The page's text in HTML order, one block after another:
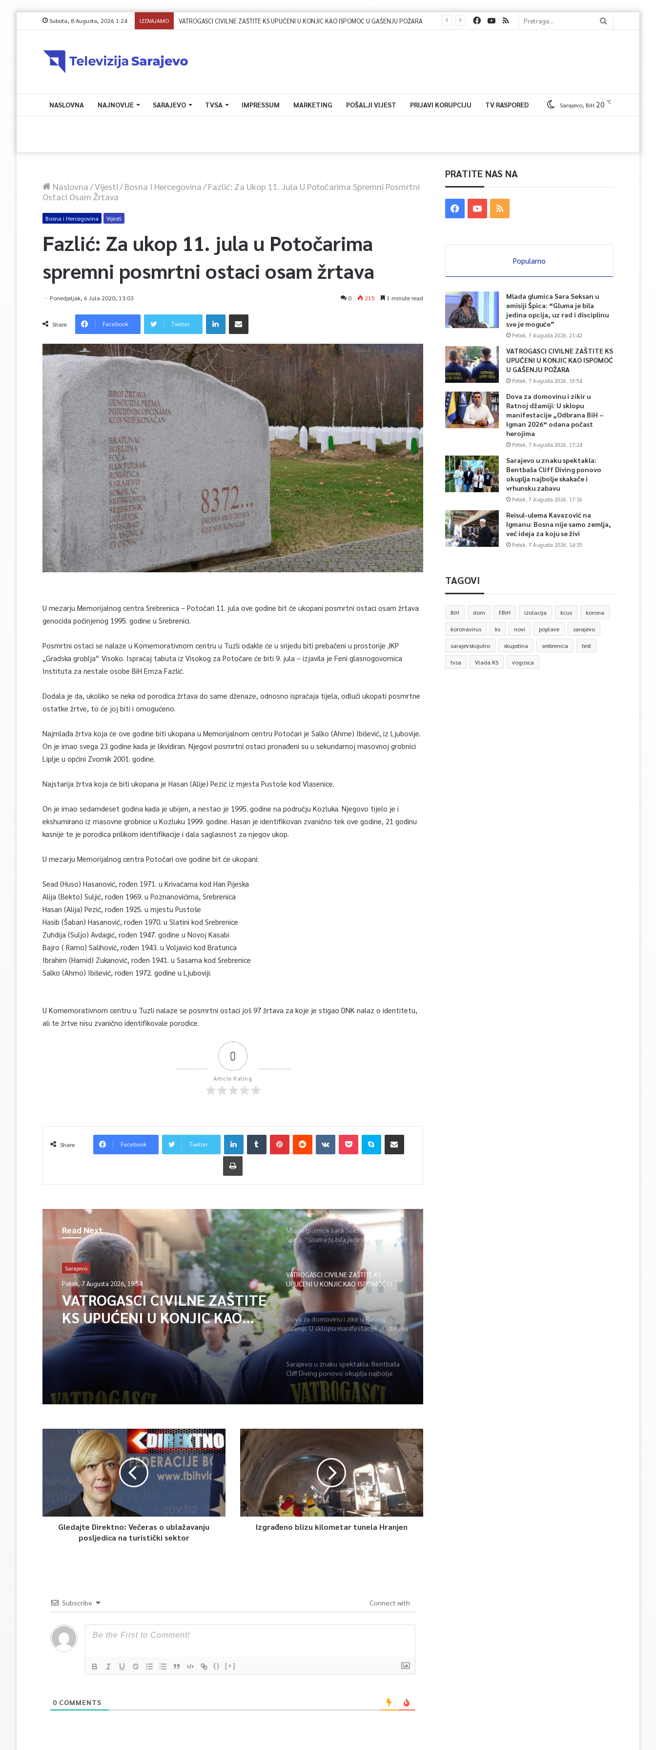
Subota, 8 Augusta, 2026 1:24 IZDVAJAMO
NASLOVNA NAJNOVIJE SARAJEVO TVSA IMPRESSUM MARKETING POŠALJI VIJEST PRIJAVI KORUPCIJU TV RASPORED Sarajevo, BiH 20 ℃
Naslovna/Vijesti/Bosna I Hercegovina/Fazlić: Za Ukop 11. Jula U Potočarima Spremni Posmrtni
Ostaci Osam Žrtava
Bosna i Hercegovina Vijesti
Fazlić: Za ukop 11. jula u Potočarima
spremni posmrtni ostaci osam žrtava
Ponedjeljak, 6 Jula 2020, 13:03 0 215 1 minute read
Share Facebook Twitter
U mezarju Memorijalnog centra Srebrenica – Potočari 11. jula ove godine bit će ukopani posmrtni ostaci osam žrtava
genocida počinjenog 1995. godine u Srebrenici.
Posmrtni ostaci se nalaze u Komemorativnom centru u Tuzli odakle će u srijedu biti prebačeni u prostorije JKP
„Gradska groblja“ Visoko. Ispraćaj tabuta iz Visokog za Potočare će biti 9. jula – izjavila je Feni glasnogovornica
Instituta za nestale osobe BiH Emza Fazlić.
Dodala je da, ukoliko se neka od porodica žrtava do same dženaze, odnosno ispraćaja tijela, odluči ukopati posmrtne
ostatke žrtve, to će joj biti i omogućeno.
Najmlađa žrtva koja će ove godine biti ukopana u Memorijalnom centru Potočari je Salko (Ahme) Ibišević, iz Ljubovije.
On je imao svega 23 godine kada je likvidiran. Njegovi posmrtni ostaci pronađeni su u sekundarnoj masovnoj grobnici
Liplje u općini Zvornik 2001. godine.
Najstarija žrtva koja će biti ukopana je Hasan (Alije) Pezić iz mjesta Pustoše kod Vlasenice.
On je imao sedamdeset godina kada je ubijen, a nestao je 1995. godine na području Kozluka. Njegovo tijelo je i
ekshumirano iz masovne grobnice u Kozluku 1999. godine. Hasan je identifikovan zvanično tek ove godine, 21 godinu
kasnije te je porodica prilikom identifikacije i dala saglasnost za njegov ukop.
U mezarju Memorijalnog centra Potočari ove godine bit će ukopani:
Sead (Huso) Hasanović, rođen 1971. u Krivačama kod Han Pijeska
Alija (Bekto) Suljić, rođen 1969. u Poznanovićima, Srebrenica
Hasan (Alija) Pezić, rođen 1925. u mjestu Pustoše
Hasib (Šaban) Hasanović, rođen 1970. u Slatini kod Srebrenice
Zuhdija (Suljo) Avdagić, rođen 1947. godine u Novoj Kasabi
Bajro ( Ramo) Salihović, rođen 1943. u Voljavici kod Bratunca
Ibrahim (Hamid) Zukanović, rođen 1941. u Sasama kod Srebrenice
Salko (Ahmo) Ibišević, rođen 1972. godine u Ljuboviji.
U Komemorativnom centru u Tuzli nalaze se posmrtni ostaci još 97 žrtava za koje je stigao DNK nalaz o identitetu,
ali te žrtve nisu zvanično identifikovale porodice.
0
Article Rating
Share Facebook Twitter
Read Next
Sarajevo
Petak, 7 Augusta 2026, 19:54
VATROGASCI CIVILNE ZAŠTITE
KS UPUĆENI U KONJIC KAO
ISPOMOĆ U GAŠENJU POŽARA
Mlada glumica Sara Seksan u emisiji
Špica: “Gluma je bila jedina opcija, uz rad
i disciplinu sve je moguće”
VATROGASCI CIVILNE ZAŠTITE KS
UPUĆENI U KONJIC KAO ISPOMOĆ U
GAŠENJU POŽARA
Dova za domovinu i zikir u Ratnoj
džamiji: U sklopu manifestacije „Odbrana
BiH – Igman 2026“ odana počast
Sarajevo u znaku spektakla: Bentbaša
Cliff Diving ponovo okuplja najbolje
skakače i vrhunsku zabavu
Gledajte Direktno: Večeras o ublažavanju
posljedica na turistički sektor
Izgrađeno blizu kilometar tunela Hranjen
Subscribe Connect with
{} [+]
0 COMMENTS
PRATITE NAS NA
Popularno
Mlada glumica Sara Seksan u
emisiji Špica: “Gluma je bila
jedina opcija, uz rad i disciplinu
sve je moguće”
Petak, 7 Augusta 2026, 21:42
VATROGASCI CIVILNE ZAŠTITE KS
UPUĆENI U KONJIC KAO ISPOMOĆ
U GAŠENJU POŽARA
Petak, 7 Augusta 2026, 19:54
Dova za domovinu i zikir u
Ratnoj džamiji: U sklopu
manifestacije „Odbrana BiH –
Igman 2026“ odana počast
herojima
Petak, 7 Augusta 2026, 17:24
Sarajevo u znaku spektakla:
Bentbaša Cliff Diving ponovo
okuplja najbolje skakače i
vrhunsku zabavu
Petak, 7 Augusta 2026, 17:16
Reisul-ulema Kavazović na
Igmanu: Bosna nije samo zemlja,
već ideja za koju se živi
Petak, 7 Augusta 2026, 14:35
TAGOVI
BiH dom FBiH izolacija kcus korona
koronavirus ks novi poplave sarajevo
sarajevskojutro skupstina srebrenica test
tvsa Vlada KS vogosca